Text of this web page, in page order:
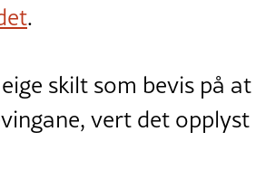
.
skilt som bevis på
vert det opplyst